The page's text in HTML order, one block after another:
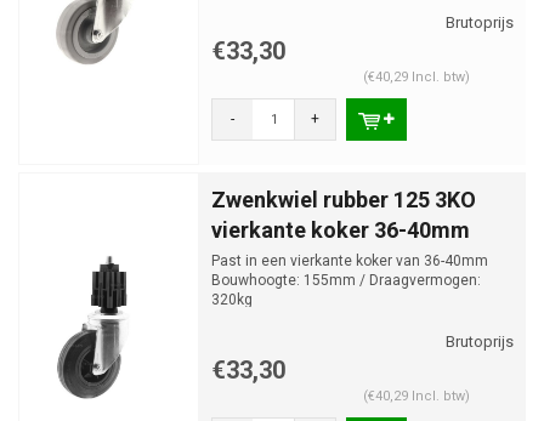
€33,30
(€40,29 Incl. btw)
- +
Zwenkwiel rubber 125 3KO
vierkante koker 36-40mm
Past in een vierkante koker van 36-40mm
Bouwhoogte: 155mm / Draagvermogen:
320kg
€33,30
(€40,29 Incl. btw)